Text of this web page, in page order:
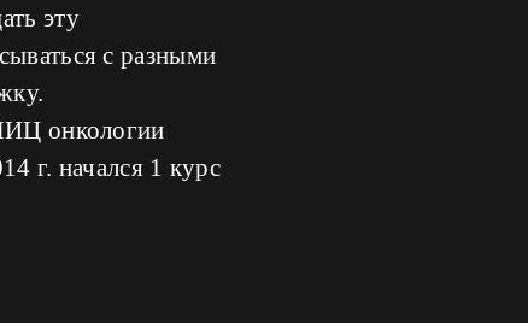
эту
с разными
онкологии
г. начался 1 курс